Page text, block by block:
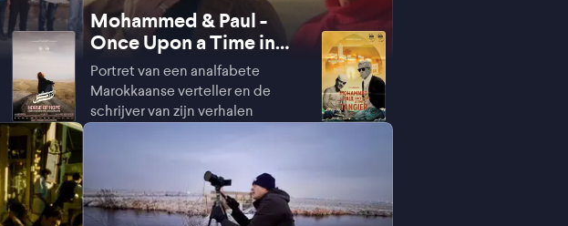
Mohammed & Paul -
Once Upon a Time in
Tangier
Portret van een analfabete
Marokkaanse verteller en de
schrijver van zijn verhalen